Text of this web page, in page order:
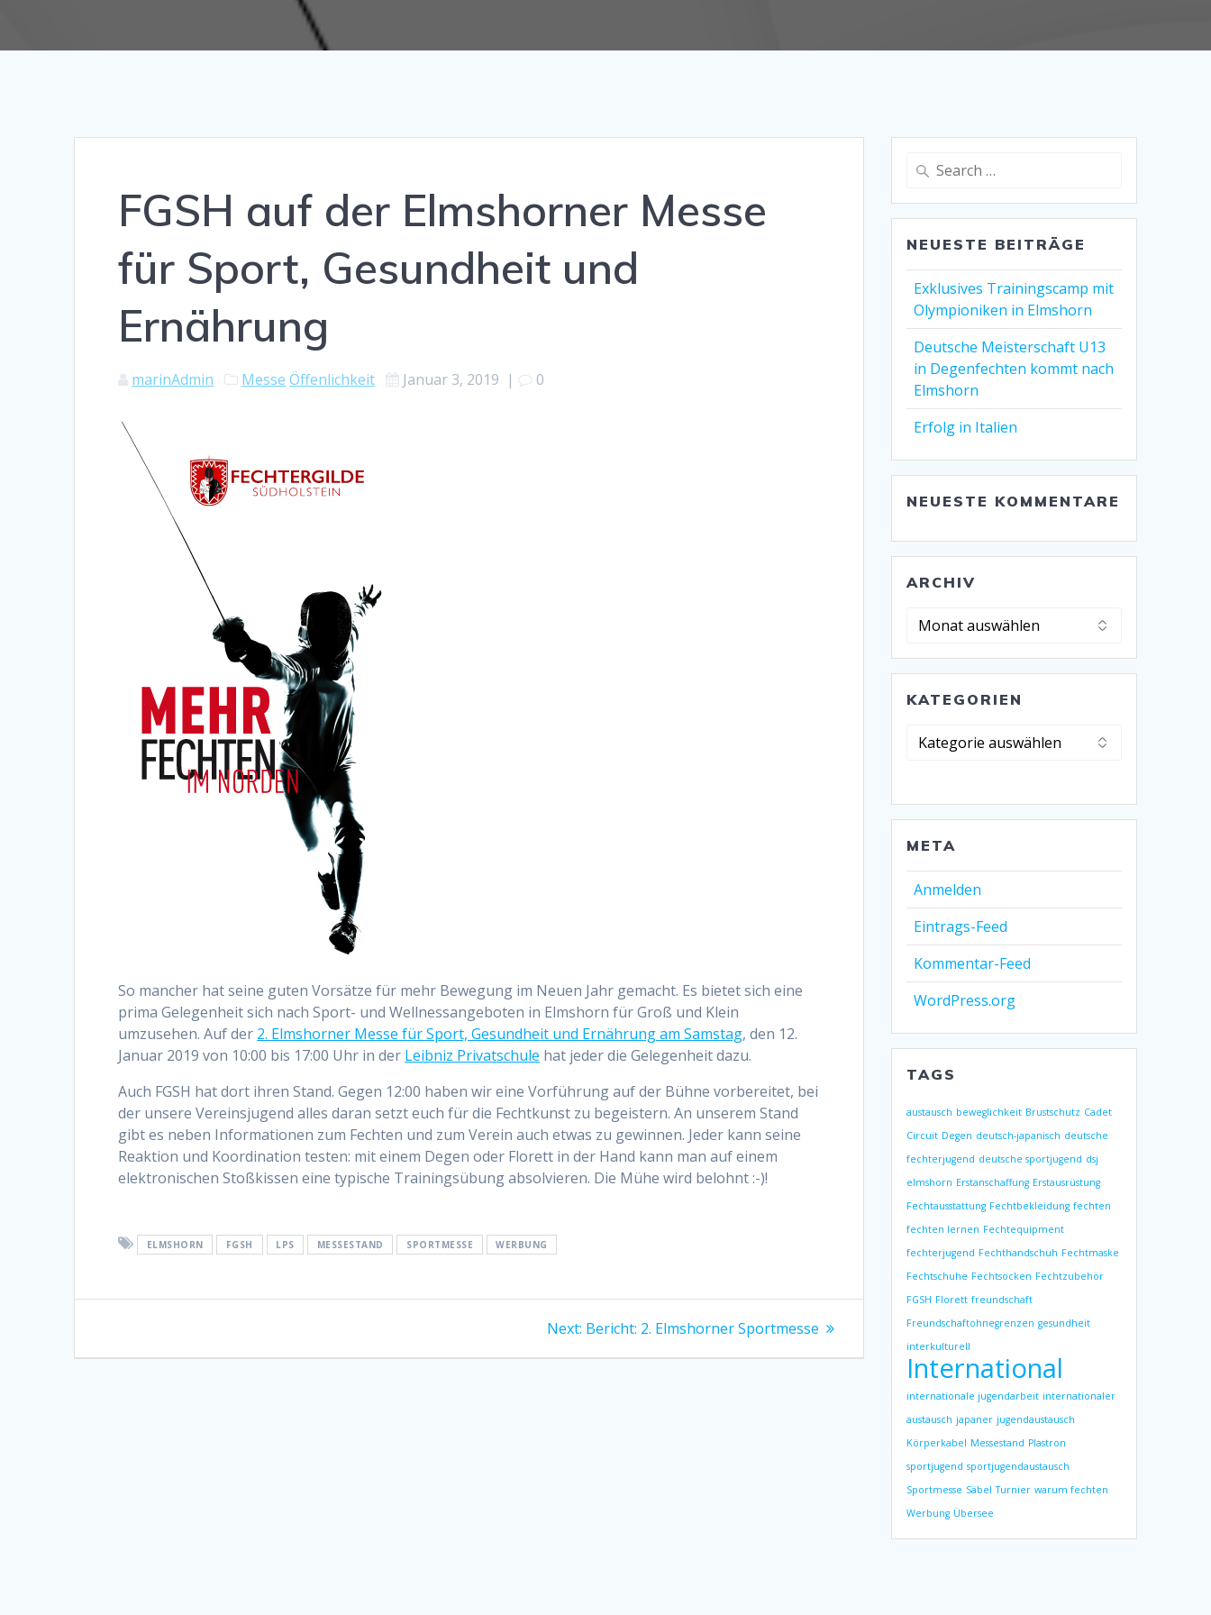
FGSH auf der Elmshorner Messe
für Sport, Gesundheit und
Ernährung
marinAdmin Messe Öffenlichkeit Januar 3, 2019 | 0
So mancher hat seine guten Vorsätze für mehr Bewegung im Neuen Jahr gemacht. Es bietet sich eine
prima Gelegenheit sich nach Sport- und Wellnessangeboten in Elmshorn für Groß und Klein
umzusehen. Auf der 2. Elmshorner Messe für Sport, Gesundheit und Ernährung am Samstag, den 12.
Januar 2019 von 10:00 bis 17:00 Uhr in der Leibniz Privatschule hat jeder die Gelegenheit dazu.
Auch FGSH hat dort ihren Stand. Gegen 12:00 haben wir eine Vorführung auf der Bühne vorbereitet, bei
der unsere Vereinsjugend alles daran setzt euch für die Fechtkunst zu begeistern. An unserem Stand
gibt es neben Informationen zum Fechten und zum Verein auch etwas zu gewinnen. Jeder kann seine
Reaktion und Koordination testen: mit einem Degen oder Florett in der Hand kann man auf einem
elektronischen Stoßkissen eine typische Trainingsübung absolvieren. Die Mühe wird belohnt :-)!
ELMSHORN FGSH LPS MESSESTAND SPORTMESSE WERBUNG
Next: Next
Bericht: 2. Elmshorner Sportmesse
Search
NEUESTE BEITRÄGE
Exklusives Trainingscamp mit
Olympioniken in Elmshorn
Deutsche Meisterschaft U13
in Degenfechten kommt nach
Elmshorn
Erfolg in Italien
NEUESTE KOMMENTARE
ARCHIV
Archiv
KATEGORIEN
Kategorien
META
Anmelden
Eintrags-Feed
Kommentar-Feed
WordPress.org
TAGS
austausch beweglichkeit Brustschutz Cadet
Circuit Degen deutsch-japanisch deutsche
fechterjugend deutsche sportjugend dsj
elmshorn Erstanschaffung Erstausrüstung
Fechtausstattung Fechtbekleidung fechten
fechten lernen Fechtequipment
fechterjugend Fechthandschuh Fechtmaske
Fechtschuhe Fechtsocken Fechtzubehör
FGSH Florett freundschaft
Freundschaftohnegrenzen gesundheit
interkulturell
International
internationale jugendarbeit internationaler
austausch japaner jugendaustausch
Körperkabel Messestand Plastron
sportjugend sportjugendaustausch
Sportmesse Säbel Turnier warum fechten
Werbung Übersee